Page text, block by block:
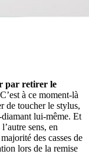
par retirer le
à ce moment-là
de toucher le stylus,
lui-même. Et
sens, en
des casses de
lors de la remise